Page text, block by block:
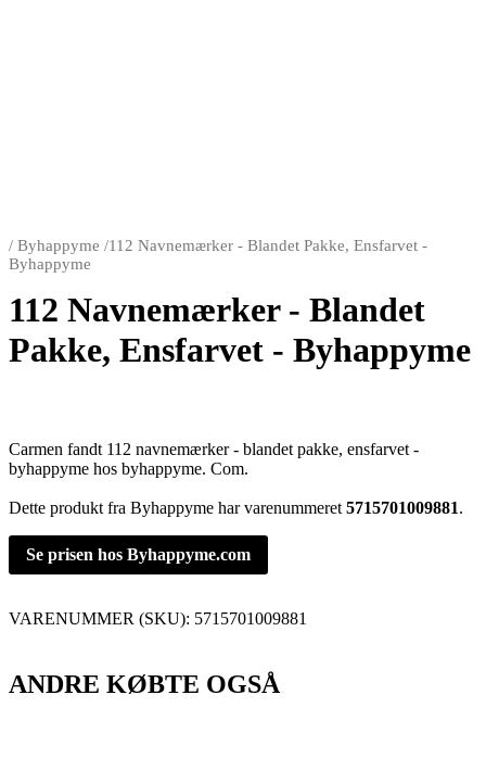
/ Byhappyme /112 Navnemærker - Blandet Pakke, Ensfarvet -
Byhappyme
112 Navnemærker - Blandet
Pakke, Ensfarvet - Byhappyme
Carmen fandt 112 navnemærker - blandet pakke, ensfarvet -
byhappyme hos byhappyme. Com.
Dette produkt fra Byhappyme har varenummeret 5715701009881.
Se prisen hos Byhappyme.com
VARENUMMER (SKU): 5715701009881
ANDRE KØBTE OGSÅ